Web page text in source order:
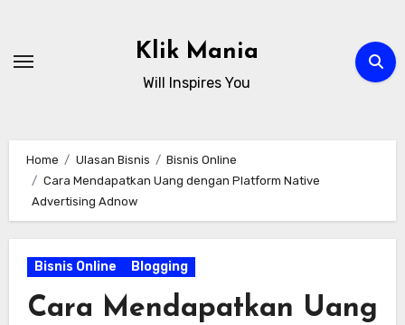
content
Klik Mania
Will Inspires You
Home Ulasan Bisnis
Bisnis Online
Cara Mendapatkan Uang dengan Platform Native
Advertising Adnow
Bisnis Online Blogging
Cara Mendapatkan Uang